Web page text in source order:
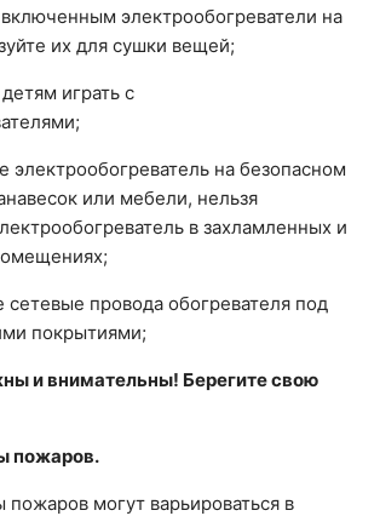
электрообогреватели на
их для сушки вещей;
играть с
электрообогреватель на безопасном
или мебели, нельзя
в захламленных и
провода обогревателя под
покрытиями;
и внимательны! Берегите свою
пожаров.
могут варьироваться в